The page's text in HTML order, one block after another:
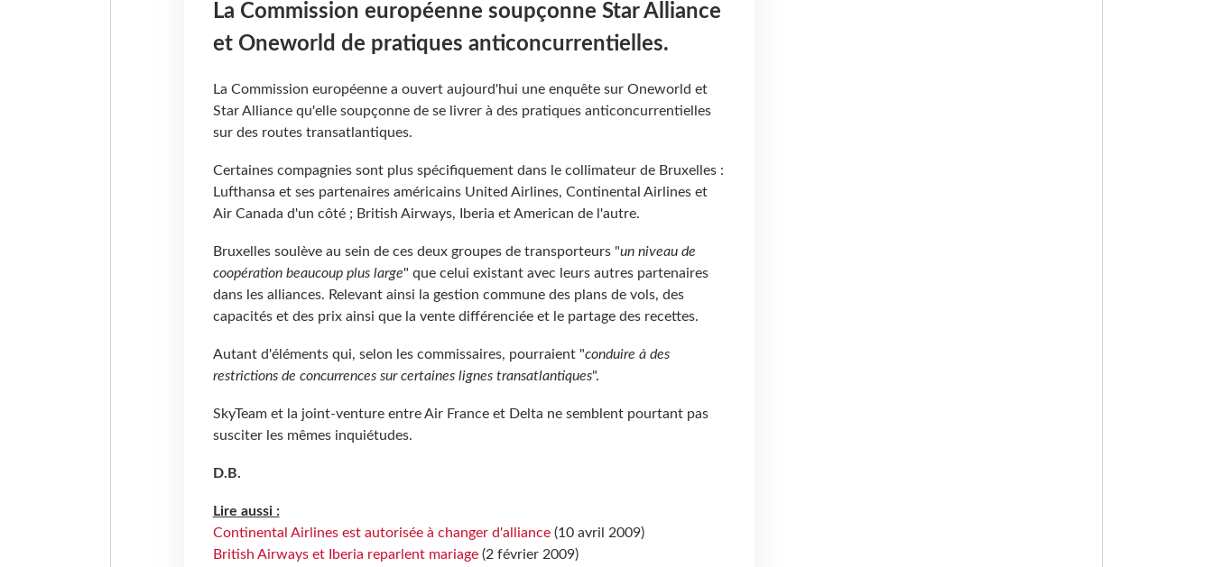
La Commission européenne soupçonne Star Alliance
et Oneworld de pratiques anticoncurrentielles.
La Commission européenne a ouvert aujourd'hui une enquête sur Oneworld et
Star Alliance qu'elle soupçonne de se livrer à des pratiques anticoncurrentielles
sur des routes transatlantiques.
Certaines compagnies sont plus spécifiquement dans le collimateur de Bruxelles :
Lufthansa et ses partenaires américains United Airlines, Continental Airlines et
Air Canada d'un côté ; British Airways, Iberia et American de l'autre.
Bruxelles soulève au sein de ces deux groupes de transporteurs "un niveau de
coopération beaucoup plus large" que celui existant avec leurs autres partenaires
dans les alliances. Relevant ainsi la gestion commune des plans de vols, des
capacités et des prix ainsi que la vente différenciée et le partage des recettes.
Autant d'éléments qui, selon les commissaires, pourraient "conduire à des
restrictions de concurrences sur certaines lignes transatlantiques".
SkyTeam et la joint-venture entre Air France et Delta ne semblent pourtant pas
susciter les mêmes inquiétudes.
D.B.
Lire aussi :
Continental Airlines est autorisée à changer d'alliance(10 avril 2009)
British Airways et Iberia reparlent mariage(2 février 2009)